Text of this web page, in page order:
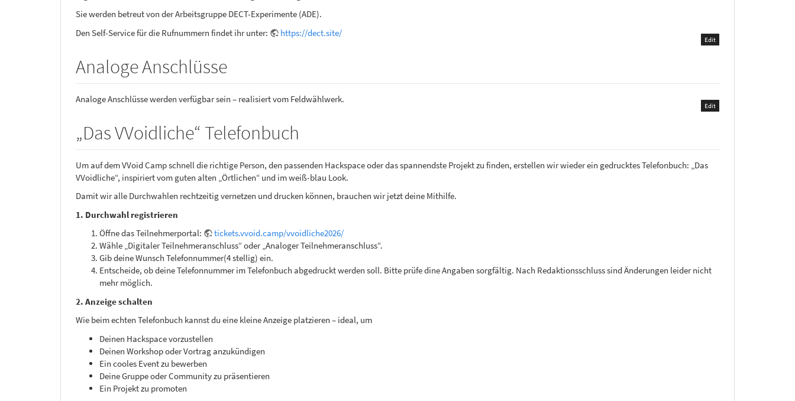
Sie werden betreut von der Arbeitsgruppe DECT-Experimente (ADE).
Den Self-Service für die Rufnummern findet ihr unter:
https://dect.site/
Edit
Analoge Anschlüsse
Analoge Anschlüsse werden verfügbar sein – realisiert vom Feldwählwerk.
Edit
„Das VVoidliche“ Telefonbuch
Um auf dem VVoid Camp schnell die richtige Person, den passenden Hackspace oder das spannendste Projekt zu finden, erstellen wir wieder ein gedrucktes Telefonbuch: „Das
VVoidliche“, inspiriert vom guten alten „Örtlichen“ und im weiß-blau Look.
Damit wir alle Durchwahlen rechtzeitig vernetzen und drucken können, brauchen wir jetzt deine Mithilfe.
1. Durchwahl registrieren
Öffne das Teilnehmerportal:
tickets.vvoid.camp/vvoidliche2026/
Wähle „Digitaler Teilnehmeranschluss“ oder „Analoger Teilnehmeranschluss“.
Gib deine Wunsch Telefonnummer(4 stellig) ein.
Entscheide, ob deine Telefonnummer im Telefonbuch abgedruckt werden soll. Bitte prüfe dine Angaben sorgfältig. Nach Redaktionsschluss sind Änderungen leider nicht
mehr möglich.
2. Anzeige schalten
Wie beim echten Telefonbuch kannst du eine kleine Anzeige platzieren – ideal, um
Deinen Hackspace vorzustellen
Deinen Workshop oder Vortrag anzukündigen
Ein cooles Event zu bewerben
Deine Gruppe oder Community zu präsentieren
Ein Projekt zu promoten